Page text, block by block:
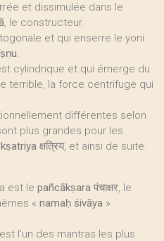
et dissimulée dans le
, le constructeur.
et qui enserre le yoni
.
cylindrique et qui émerge du
terrible, la force centrifuge qui
différentes selon
plus grandes pour les
kṣatriya क्षत्रिय, et ainsi de suite.
est le pañcākṣara पंचाक्षर, le
« namaḥ śivāya »
est l’un des mantras les plus